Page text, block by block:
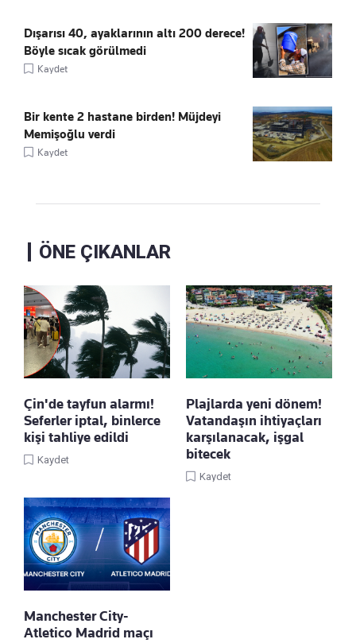
Dışarısı 40, ayaklarının altı 200 derece!
Böyle sıcak görülmedi
Kaydet
Bir kente 2 hastane birden! Müjdeyi
Memişoğlu verdi
Kaydet
ÖNE ÇIKANLAR
Çin'de tayfun alarmı!
Seferler iptal, binlerce
kişi tahliye edildi
Kaydet
Plajlarda yeni dönem!
Vatandaşın ihtiyaçları
karşılanacak, işgal
bitecek
Kaydet
Manchester City-
Atletico Madrid maçı